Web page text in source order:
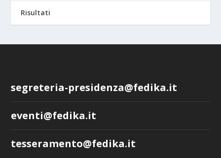
Risultati
segreteria-presidenza@fedika.it
eventi@fedika.it
tesseramento@fedika.it